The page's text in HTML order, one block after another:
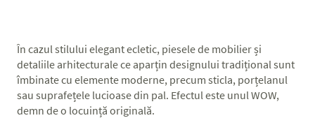
În cazul stilului elegant ecletic, piesele de mobilier și
detaliile arhitecturale ce aparțin designului tradițional sunt
îmbinate cu elemente moderne, precum sticla, porțelanul
sau suprafețele lucioase din pal. Efectul este unul WOW,
demn de o locuință originală.